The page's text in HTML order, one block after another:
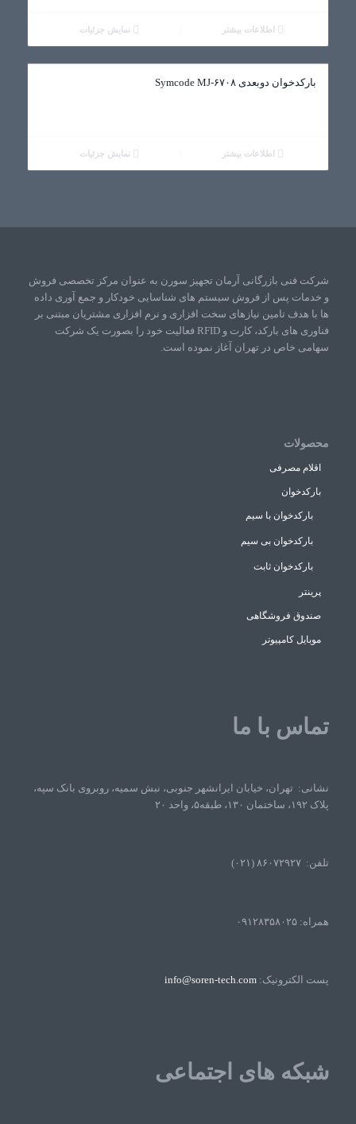
اطلاعات بیشتر نمایش جزئیات
بارکدخوان دوبعدی Symcode MJ-۶۷۰۸
اطلاعات بیشتر نمایش جزئیات
شرکت فنی بازرگانی آرمان تجهیز سورن به عنوان مرکز تخصصی فروش
و خدمات پس از فروش سیستم های شناسایی خودکار و جمع آوری داده
ها با هدف تامین نیازهای سخت افزاری و نرم افزاری مشتریان مبتنی بر
فناوری های بارکد، کارت و RFID فعالیت خود را بصورت یک شرکت
سهامی خاص در تهران آغاز نموده است.
محصولات
اقلام مصرفی
بارکدخوان
بارکدخوان با سیم
بارکدخوان بی سیم
بارکدخوان ثابت
پرینتر
صندوق فروشگاهی
موبایل کامپیوتر
تماس با ما
نشانی: تهران، خیابان ایرانشهر جنوبی، نبش سمیه، روبروی بانک سپه،
پلاک ۱۹۲، ساختمان ۱۳۰، طبقه۵، واحد ۲۰
تلفن: ۸۶۰۷۲۹۲۷ (۰۲۱)
همراه: ۰۹۱۲۸۳۵۸۰۲۵
پست الکترونیک: info@soren-tech.com
شبکه های اجتماعی